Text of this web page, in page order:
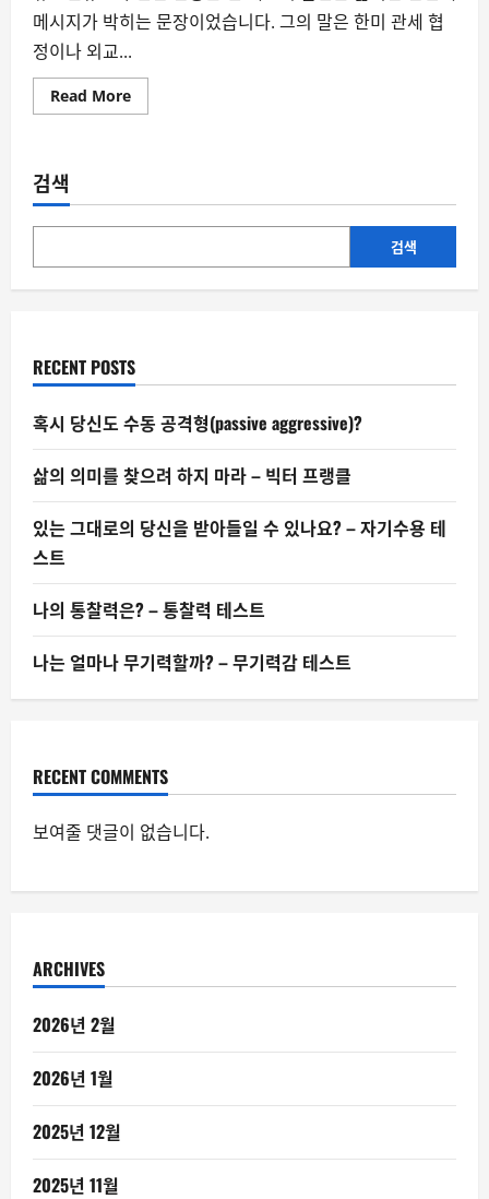
메시지가 박히는 문장이었습니다. 그의 말은 한미 관세 협
정이나 외교...
Read MoreRead
more
도,
이
게
아
검색
검색
RECENT POSTS
혹시 당신도 수동 공격형(passive aggressive)?
삶의 의미를 찾으려 하지 마라 – 빅터 프랭클
있는 그대로의 당신을 받아들일 수 있나요? – 자기수용 테
스트
나의 통찰력은? – 통찰력 테스트
나는 얼마나 무기력할까? – 무기력감 테스트
RECENT COMMENTS
보여줄 댓글이 없습니다.
ARCHIVES
2026년 2월
2026년 1월
2025년 12월
2025년 11월